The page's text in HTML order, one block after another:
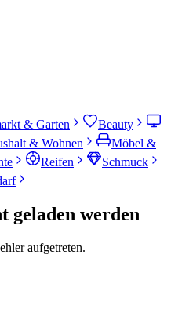
& Garten
Beauty
& Wohnen
Möbel &
Reifen
Schmuck
geladen werden
aufgetreten.